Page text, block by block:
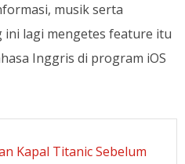
musik serta
lagi mengetes feature itu
Inggris di program iOS
Kapal Titanic Sebelum